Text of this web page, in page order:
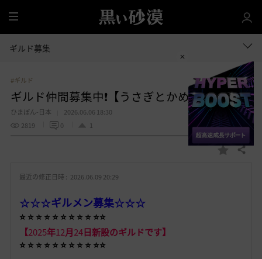
全
体
ギルド募集
#ギルド
ギルド仲間募集中❗️【うさぎとかめ】
ひまぽん-日本
2026.06.06 18:30
2819
0 1
お 共有する
最近の修正日時 : 2026.06.09 20:29
☆☆☆ギルメン募集☆☆☆
⭐️ ⭐️ ⭐️ ⭐️ ⭐️ ⭐️ ⭐️ ⭐️ ⭐️ ⭐️⭐️
【2025年12月24日新設のギルドです】
⭐️ ⭐️ ⭐️ ⭐️ ⭐️ ⭐️ ⭐️ ⭐️ ⭐️ ⭐️⭐️